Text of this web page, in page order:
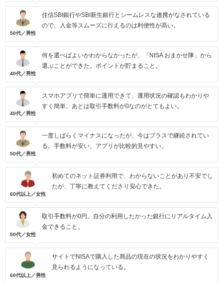
50代／男性
住信SBI銀行やSBI新生銀行とシームレスな連携がなされている
ので、入金等スムーズに行えるのは利便性が高い。
40代／男性
何を選べばよいかわからなかったが、「NISA おまかせ隊」から
選ぶことができた。ポイントが貯まること。
40代／男性
スマホアプリで簡単に運用できて、運用状況の確認もわかりや
すく簡単。あとは取引手数料が0なのがとてもよい。
50代／男性
一度しばらくマイナスになったが、今はプラスで継続されてい
る。手数料が安い。アプリが比較的見やすい。
60代以上／女性
初めてのネット証券利用で、わからないことがあり不安でし
たが、丁寧に教えてくださり安心できた。
50代／女性
取引手数料が0円。自分の利用したかった銀行にリアルタイム入
金できること。
60代以上／男性
サイトでNISAで購入した商品の現在の状況をわかりやすく
見られるようになっている。